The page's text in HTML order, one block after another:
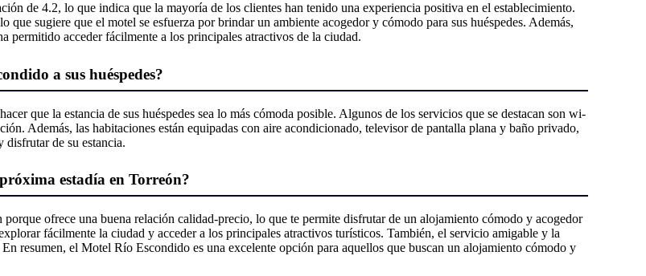
de 4.2, lo que indica que la mayoría de los clientes han tenido una experiencia positiva en el establecimiento.
sugiere que el motel se esfuerza por brindar un ambiente acogedor y cómodo para sus huéspedes. Además,
permitido acceder fácilmente a los principales atractivos de la ciudad.
a sus huéspedes?
que la estancia de sus huéspedes sea lo más cómoda posible. Algunos de los servicios que se destacan son wi-
Además, las habitaciones están equipadas con aire acondicionado, televisor de pantalla plana y baño privado,
disfrutar de su estancia.
estadía en Torreón?
ofrece una buena relación calidad-precio, lo que te permite disfrutar de un alojamiento cómodo y acogedor
fácilmente la ciudad y acceder a los principales atractivos turísticos. También, el servicio amigable y la
resumen, el Motel Río Escondido es una excelente opción para aquellos que buscan un alojamiento cómodo y